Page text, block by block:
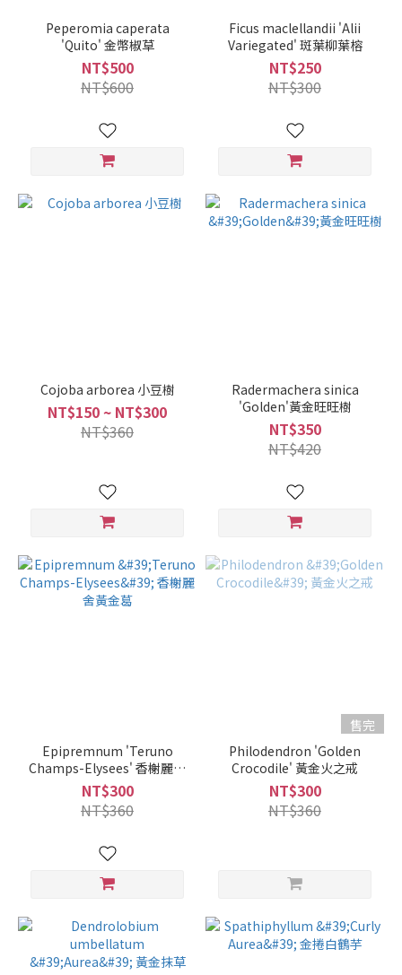
Peperomia caperata
'Quito' 金幣椒草
NT$500
NT$600
Ficus maclellandii 'Alii
Variegated' 斑葉柳葉榕
NT$250
NT$300
Cojoba arborea 小豆樹
NT$150 ~ NT$300
NT$360
Radermachera sinica
'Golden'黃金旺旺樹
NT$350
NT$420
Epipremnum 'Teruno
Champs-Elysees' 香榭麗舍
黃金葛
NT$300
NT$360
售完
Philodendron 'Golden
Crocodile' 黃金火之戒
NT$300
NT$360